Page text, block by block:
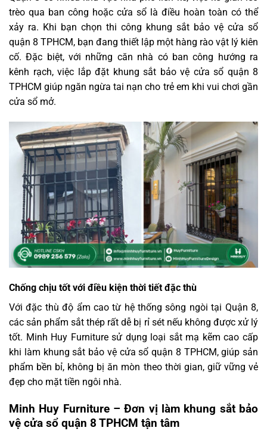
trèo qua ban công hoặc cửa sổ là điều hoàn toàn có thể
xảy ra. Khi bạn chọn thi công khung sắt bảo vệ cửa sổ
quận 8 TPHCM, bạn đang thiết lập một hàng rào vật lý kiên
cố. Đặc biệt, với những căn nhà có ban công hướng ra
kênh rạch, việc lắp đặt khung sắt bảo vệ cửa sổ quận 8
TPHCM giúp ngăn ngừa tai nạn cho trẻ em khi vui chơi gần
cửa sổ mở.
Chống chịu tốt với điều kiện thời tiết đặc thù
Với đặc thù độ ẩm cao từ hệ thống sông ngòi tại Quận 8,
các sản phẩm sắt thép rất dễ bị rỉ sét nếu không được xử lý
tốt. Minh Huy Furniture sử dụng loại sắt mạ kẽm cao cấp
khi làm khung sắt bảo vệ cửa sổ quận 8 TPHCM, giúp sản
phẩm bền bỉ, không bị ăn mòn theo thời gian, giữ vững vẻ
đẹp cho mặt tiền ngôi nhà.
Minh Huy Furniture – Đơn vị làm khung sắt bảo
vệ cửa sổ quận 8 TPHCM tận tâm